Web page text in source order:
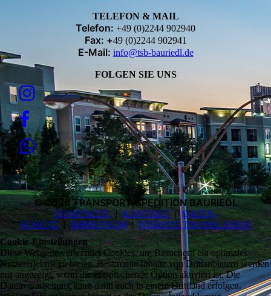
TELEFON & MAIL
Telefon: +49 (0)2244 902940
Fax: +49 (0)2244 902941
E-Mail: info@tsb-bauriedl.de
FOLGEN SIE UNS
© 2026 TRANSPORT-SPEDITION BAURIEDL
STARTSEITE | KONTAKT |DATEN­
SCHUTZ
IMPRESSUM|WEBSITE TRANSLATION
Cookie-Einstellungen
Diese Webseite verwendet Cookies, um Besuchern ein optimales
Nutzererlebnis zu bieten. Bestimmte Inhalte von Drittanbietern werden
nur angezeigt, wenn die entsprechende Option aktiviert ist. Die
Datenverarbeitung kann dann auch in einem Drittland erfolgen.